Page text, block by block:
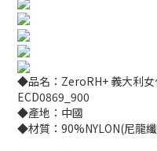
◆品名：ZeroRH+ 義大利
ECD0869_900
◆產地：中國
◆材質：90%NYLON(尼龍